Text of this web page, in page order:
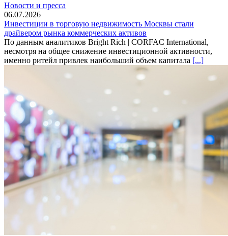
Новости и пресса
06.07.2026
Инвестиции в торговую недвижимость Москвы стали
драйвером рынка коммерческих активов
По данным аналитиков Bright Rich | CORFAC International,
несмотря на общее снижение инвестиционной активности,
именно ритейл привлек наибольший объем капитала [...]